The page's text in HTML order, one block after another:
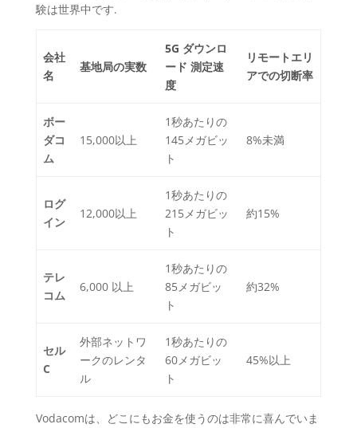
験は世界中です.
会社
名
基地局の実数
5G ダウンロ
ード 測定速
度
リモートエリ
アでの切断率
ボー
ダコ
ム
15,000以上
1秒あたりの
145メガビッ
ト
8%未満
ログ
イン
12,000以上
1秒あたりの
215メガビッ
ト
約15%
テレ
コム
6,000 以上
1秒あたりの
85メガビッ
ト
約32%
セル
C
外部ネットワ
ークのレンタ
ル
1秒あたりの
60メガビッ
ト
45%以上
Vodacomは、どこにもお金を使うのは非常に喜んでいま